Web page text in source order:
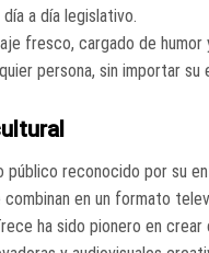
a día legislativo.
fresco, cargado de
persona, sin importar
público reconocido por su
en un formato
ha sido pionero en